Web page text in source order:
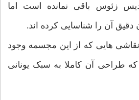
زئوس باقی نمانده است اما
دقیق آن را شناسایی کرده اند.
نقاشی هایی که از این مجسمه وجود
طراحی آن کاملا به سبک یونانی